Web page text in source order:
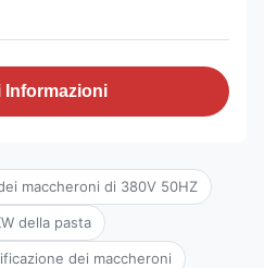
Informazioni
maccheroni di 380V 50HZ
della pasta
dei maccheroni